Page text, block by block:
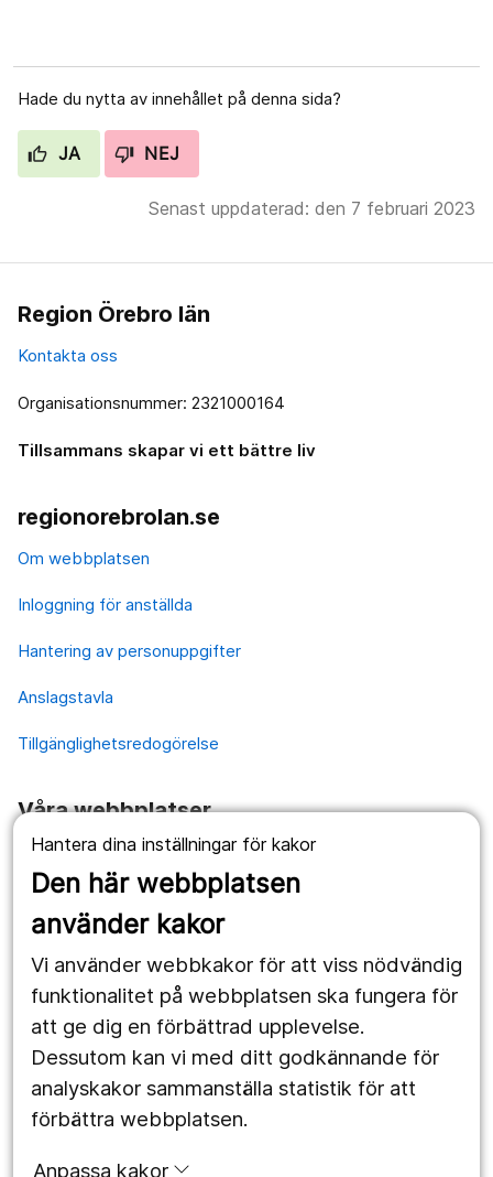
Hantera dina inställningar för kakor
Den här webbplatsen
använder kakor
Vi använder webbkakor för att viss nödvändig
funktionalitet på webbplatsen ska fungera för
att ge dig en förbättrad upplevelse.
Dessutom kan vi med ditt godkännande för
analyskakor sammanställa statistik för att
förbättra webbplatsen.
Anpassa kakor
Hade du nytta av innehållet på denna sida?
JA NEJ
Senast uppdaterad: den 7 februari 2023
Region Örebro län
Kontakta oss
Organisationsnummer: 2321000164
Tillsammans skapar vi ett bättre liv
regionorebrolan.se
Om webbplatsen
Inloggning för anställda
Hantering av personuppgifter
Anslagstavla
Tillgänglighetsredogörelse
Våra webbplatser
1177.se
Länstrafiken
Utveckling
Följ oss
Facebook